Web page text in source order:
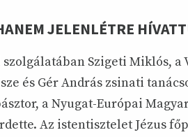
JELENLÉTRE
Szigeti Miklós, a
és Gér András zsinati
a Nyugat-Európai
Az istentisztelet Jézus